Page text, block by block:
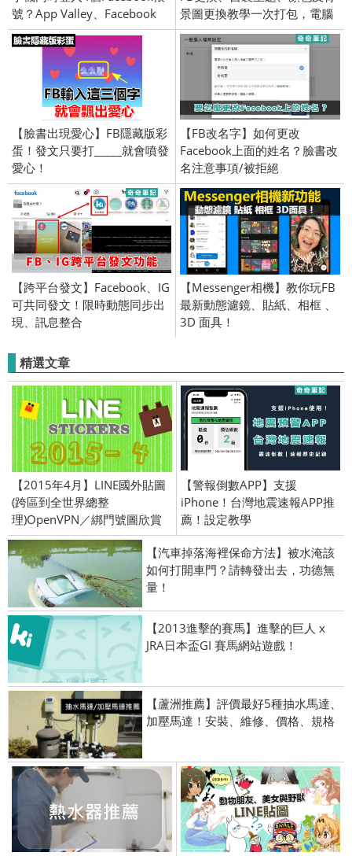
號？App Valley、Facebook
++、免刷機、Safari、網頁版
景圖更換教學一次打包，電腦
版適用 / Chrome
【臉書出現愛心】FB隱藏版彩
蛋！發文只要打_____就會噴發
愛心！
【FB改名字】如何更改
Facebook上面的姓名？臉書改
名注意事項/被拒絕
【跨平台發文】Facebook、IG
可共同發文！限時動態同步出
現、訊息整合
【Messenger相機】教你玩FB
最新動態濾鏡、貼紙、相框 、
3D 面具！
精選文章
【2015年4月】LINE國外貼圖
(跨區到全世界總整
理)OpenVPN／綁門號圖欣賞
【警報倒數APP】支援
iPhone！台灣地震速報APP推
薦！設定教學
【汽車掉落海裡保命方法】被水淹該
如何打開車門？請轉發出去，功德無
量！
【2013進擊的賽馬】進擊的巨人 x
JRA日本盃GI 賽馬網站遊戲！
【蘆洲推薦】評價最好5種抽水馬達、
加壓馬達！安裝、維修、價格、規格